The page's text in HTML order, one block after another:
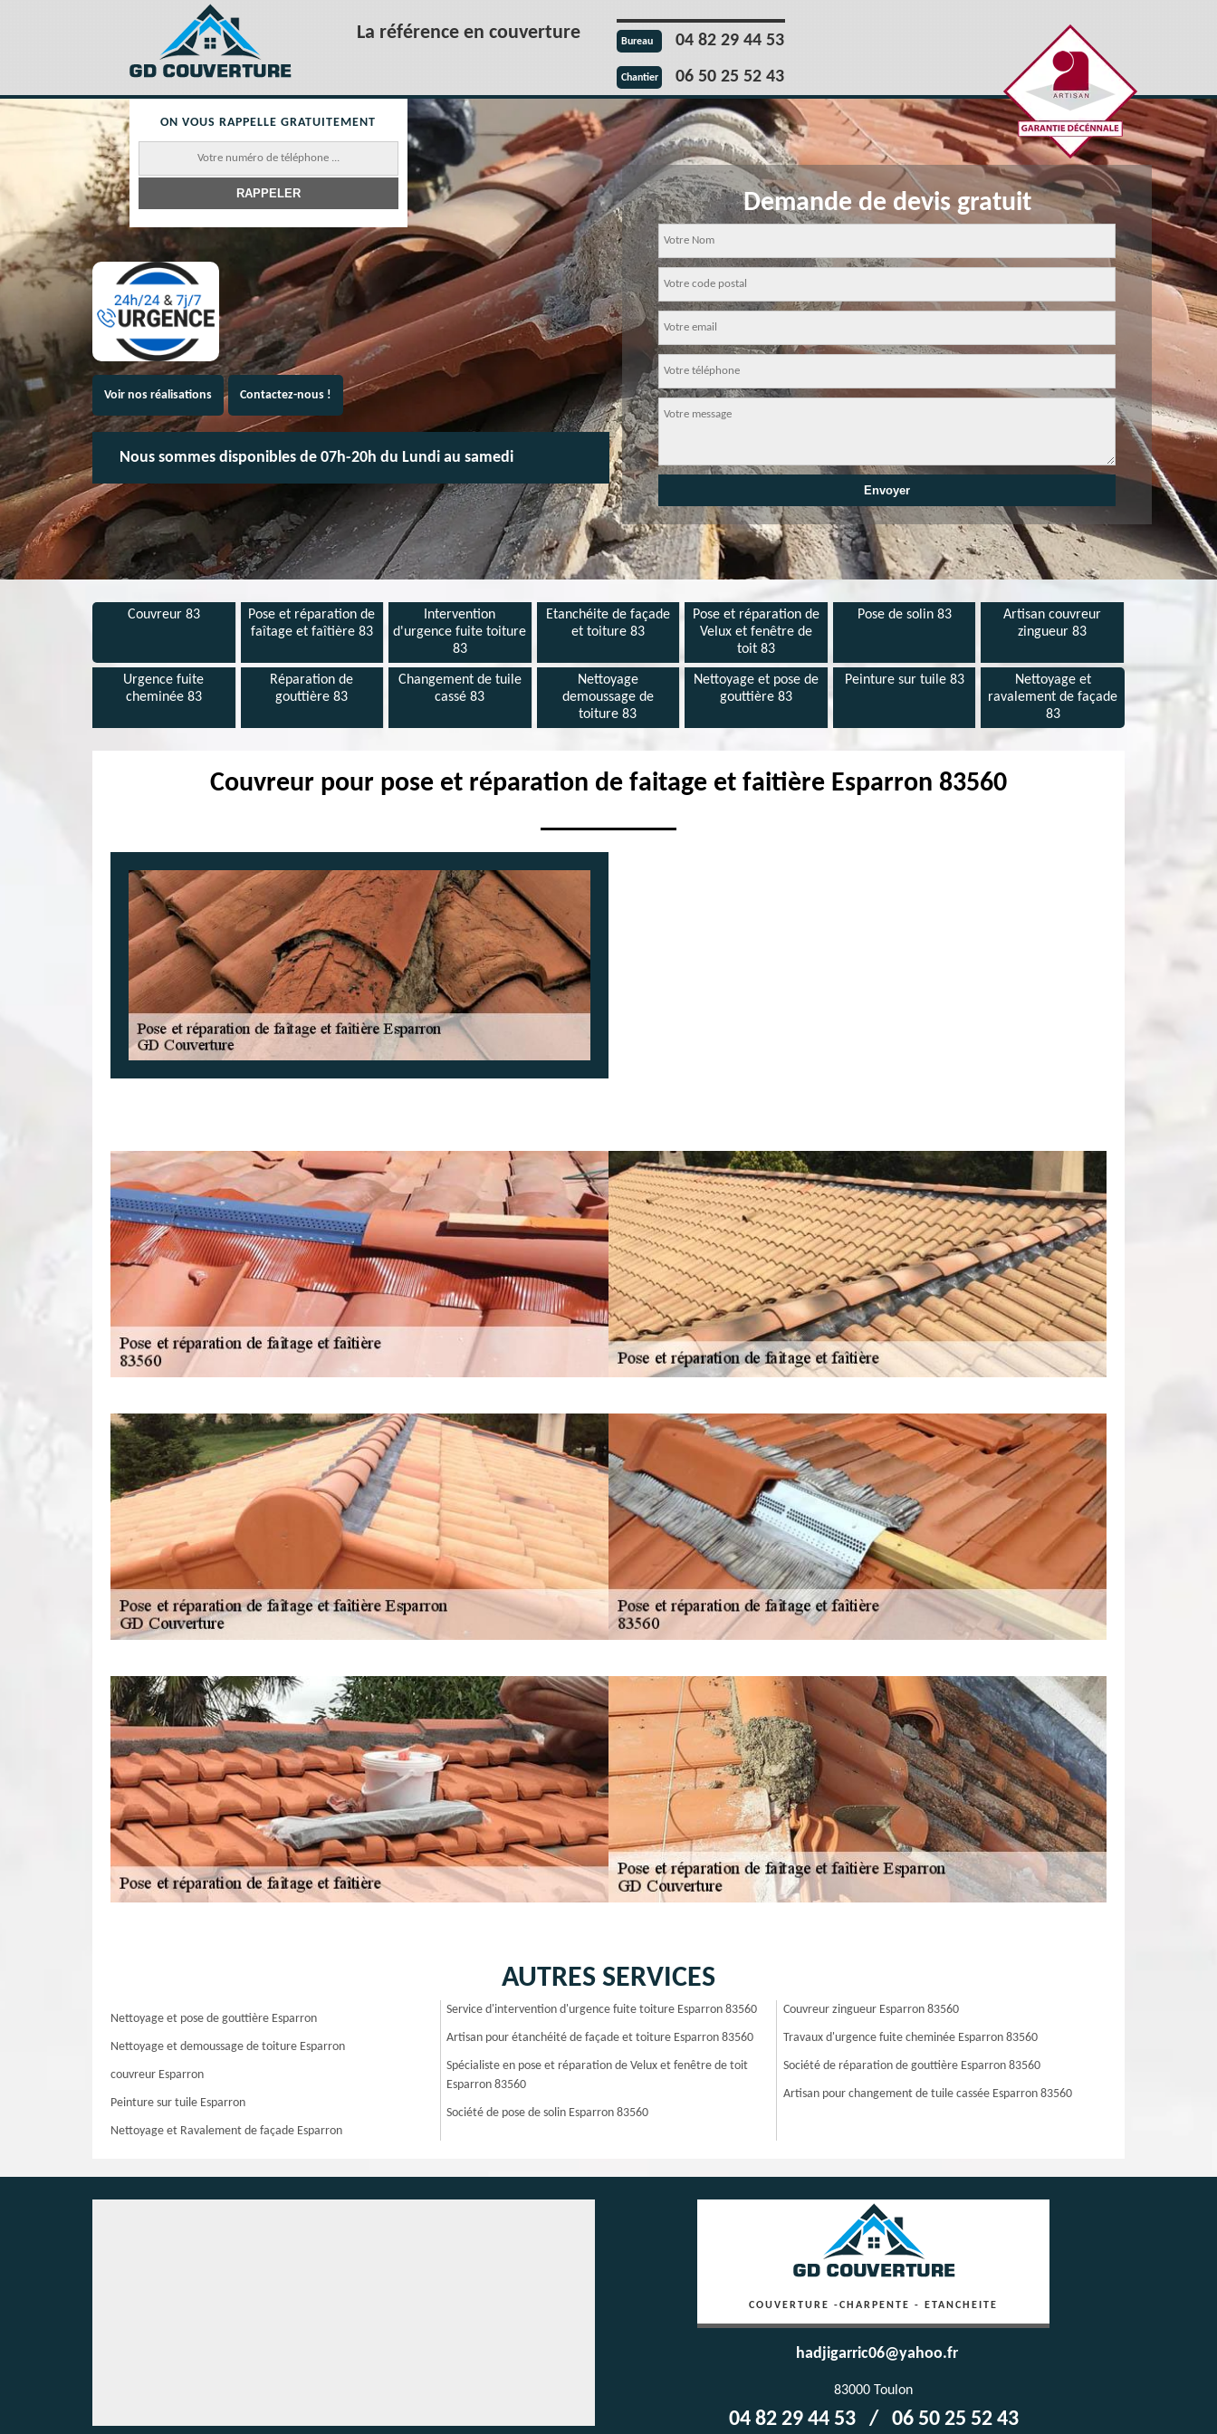
La référence en couverture Bureau 04 82 29 44 53
Chantier 06 50 25 52 43
Voir nos réalisations Contactez-nous !
Nous sommes disponibles de 07h-20h du Lundi au samedi
Demande de devis gratuit
ON VOUS RAPPELLE GRATUITEMENT
Couvreur 83
Pose et réparation de
faîtage et faîtière 83
Intervention
d'urgence fuite toiture
83
Etanchéite de façade
et toiture 83
Pose et réparation de
Velux et fenêtre de
toit 83
Pose de solin 83
Artisan couvreur
zingueur 83
Urgence fuite
cheminée 83
Réparation de
gouttière 83
Changement de tuile
cassé 83
Nettoyage
demoussage de
toiture 83
Nettoyage et pose de
gouttière 83
Peinture sur tuile 83
Nettoyage et
ravalement de façade
83
Couvreur pour pose et réparation de faitage et faitière Esparron 83560
AUTRES SERVICES
Nettoyage et pose de gouttière Esparron
Nettoyage et demoussage de toiture Esparron
couvreur Esparron
Peinture sur tuile Esparron
Nettoyage et Ravalement de façade Esparron
Service d'intervention d'urgence fuite toiture Esparron 83560
Artisan pour étanchéité de façade et toiture Esparron 83560
Spécialiste en pose et réparation de Velux et fenêtre de toit
Esparron 83560
Société de pose de solin Esparron 83560
Couvreur zingueur Esparron 83560
Travaux d'urgence fuite cheminée Esparron 83560
Société de réparation de gouttière Esparron 83560
Artisan pour changement de tuile cassée Esparron 83560
COUVERTURE -CHARPENTE - ETANCHEITE
hadjigarric06@yahoo.fr
83000 Toulon
04 82 29 44 53 / 06 50 25 52 43